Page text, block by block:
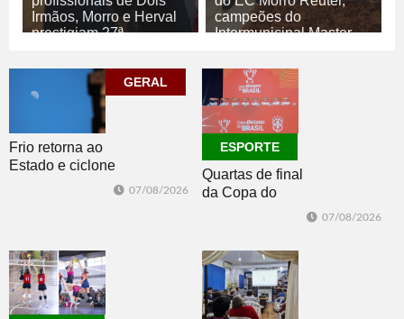
Irmãos, Morro e Herval
prestigiam 27ª
07/08/2026
ECONOMIA
campeões do
Intermunicipal Master
07/08/2026
ESPORTE
GERAL
Frio retorna ao
Estado e ciclone
07/08/2026
ESPORTE
Quartas de final
da Copa do
Brasil 2026: veja
do sorteio
07/08/2026